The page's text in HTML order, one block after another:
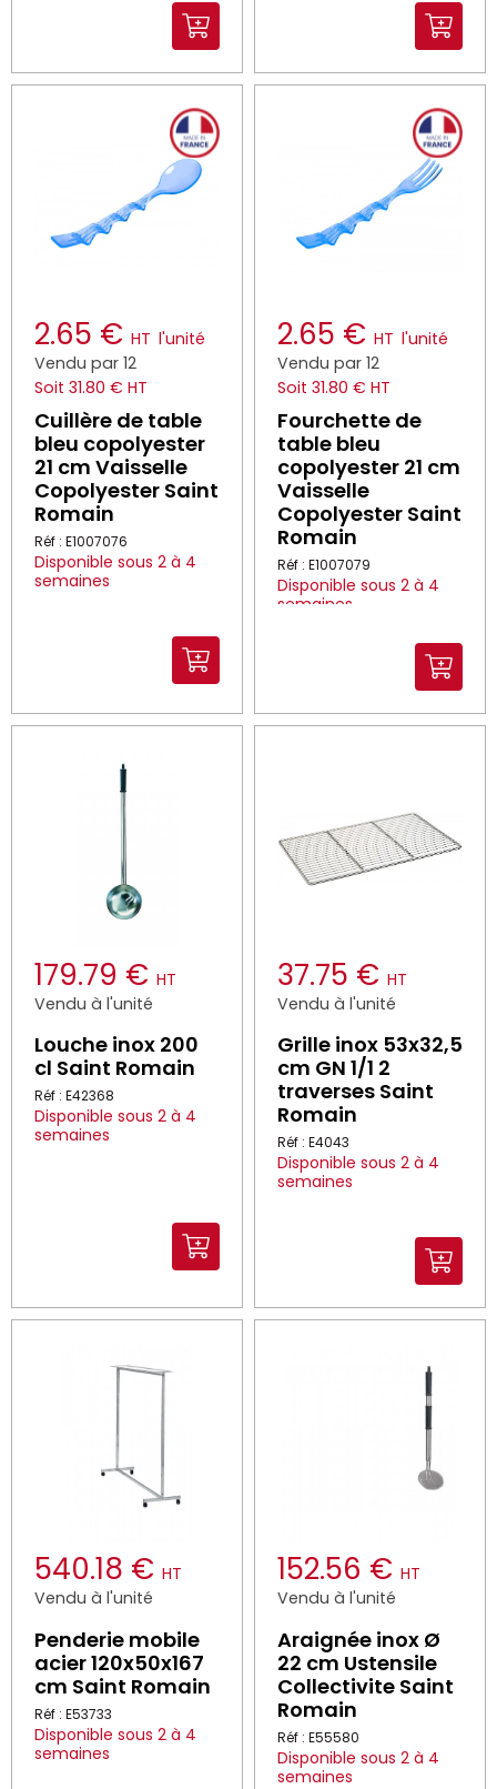
2.65 € HT l'unité
Vendu par 12
Soit 31.80 € HT
Cuillère de table
bleu copolyester
21 cm Vaisselle
Copolyester Saint
Romain
Réf : E1007076
Disponible sous 2 à 4
semaines
2.65 € HT l'unité
Vendu par 12
Soit 31.80 € HT
Fourchette de
table bleu
copolyester 21 cm
Vaisselle
Copolyester Saint
Romain
Réf : E1007079
Disponible sous 2 à 4
semaines
179.79 € HT
Vendu à l'unité
Louche inox 200
cl Saint Romain
Réf : E42368
Disponible sous 2 à 4
semaines
37.75 € HT
Vendu à l'unité
Grille inox 53x32,5
cm GN 1/1 2
traverses Saint
Romain
Réf : E4043
Disponible sous 2 à 4
semaines
540.18 € HT
Vendu à l'unité
Penderie mobile
acier 120x50x167
cm Saint Romain
Réf : E53733
Disponible sous 2 à 4
semaines
152.56 € HT
Vendu à l'unité
Araignée inox Ø
22 cm Ustensile
Collectivite Saint
Romain
Réf : E55580
Disponible sous 2 à 4
semaines